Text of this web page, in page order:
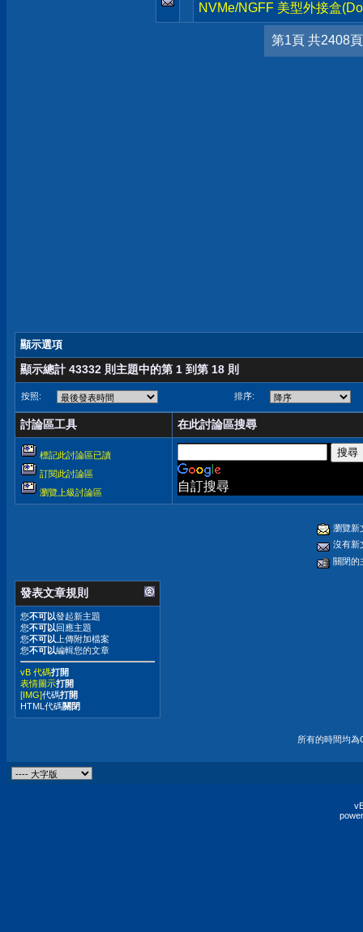
NVMe/NGFF 美型外接盒
第1頁 共2408頁
顯示選項
顯示總計 43332 則主題中的第 1 到第 18 則
按照: 排序:
討論區工具 在此討論區搜尋
標記此討論區已讀
訂閱此討論區
瀏覽上級討論區
自訂搜尋
瀏覽新
沒有新
關閉的
發表文章規則
您不可以發起新主題
您不可以回應主題
您不可以 上傳附加檔案
您不可以編輯您的文章
vB 代碼打開
表情圖示打開
[IMG]代碼打開
HTML代碼關閉
所有的時間均為